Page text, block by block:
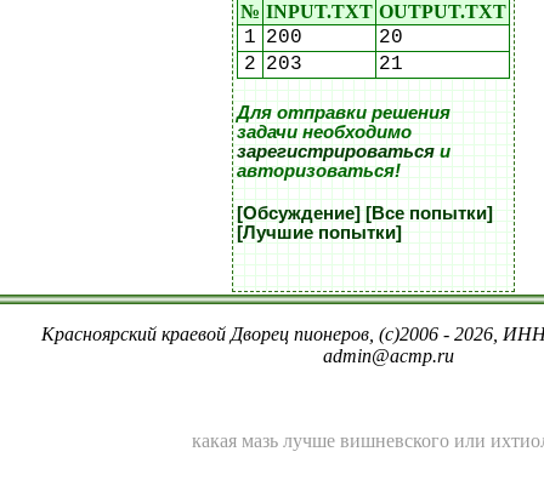
№ INPUT.TXT OUTPUT.TXT
1 200
20
2 203 21
Для отправки решения
задачи необходимо
зарегистрироватьсяи
авторизоваться!
[Обсуждение] [Все попытки]
[Лучшие попытки]
Красноярский краевой Дворец пионеров, (c)2006 - 2026,
admin@acmp.ru
какая мазь лучше вишневского или